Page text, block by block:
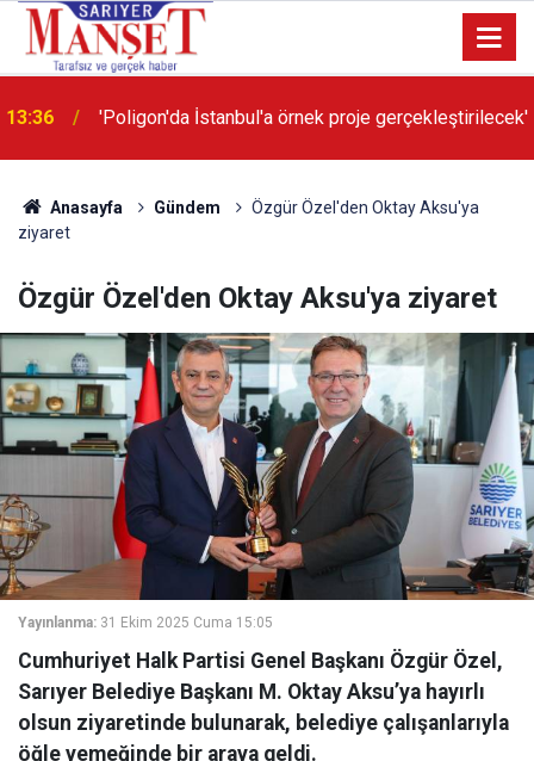
13:36 'Poligon'da İstanbul'a örnek proje gerçekleştirilecek'
Anasayfa Gündem
Özgür Özel'den Oktay Aksu'ya
ziyaret
Özgür Özel'den Oktay Aksu'ya ziyaret
Yayınlanma: 31 Ekim 2025 Cuma 15:05
Cumhuriyet Halk Partisi Genel Başkanı Özgür Özel,
Sarıyer Belediye Başkanı M. Oktay Aksu’ya hayırlı
olsun ziyaretinde bulunarak, belediye çalışanlarıyla
öğle yemeğinde bir araya geldi.